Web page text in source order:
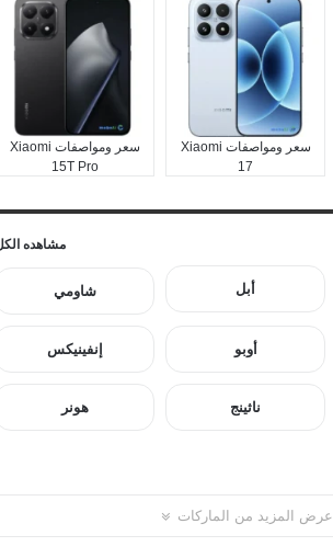
سعر ومواصفات Xiaomi
17
سعر ومواصفات Xiaomi
15T Pro
مشاهده
أبل شاومي
أوبو إنفينيكس
ناثينج هونر
عرض المزيد من الماركات